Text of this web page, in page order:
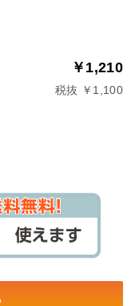
￥1,210
税抜 ￥1,100